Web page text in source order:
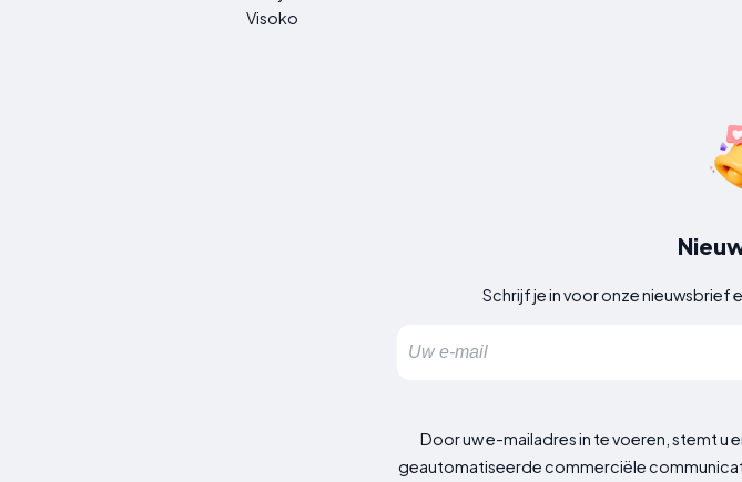
Visoko
Schrijf je in voor onze nieuwsbrief
Door uw e-mailadres in te voeren, stemt u
geautomatiseerde commerciële